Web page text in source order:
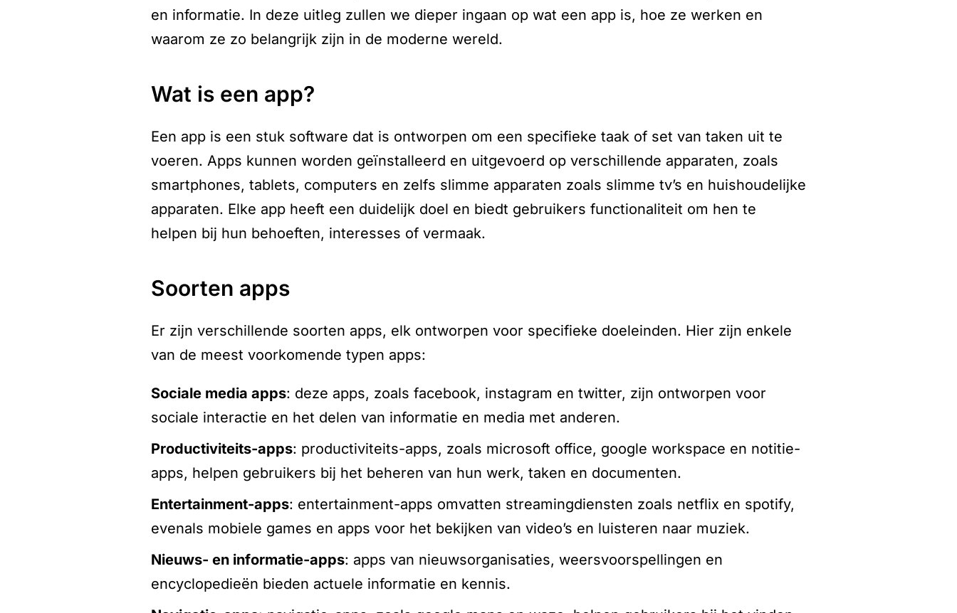
en informatie. In deze uitleg zullen we dieper ingaan op wat een app is, hoe ze werken en
waarom ze zo belangrijk zijn in de moderne wereld.
wat is een app?
Een app is een stuk software dat is ontworpen om een specifieke taak of set van taken uit te
voeren. Apps kunnen worden geïnstalleerd en uitgevoerd op verschillende apparaten, zoals
smartphones, tablets, computers en zelfs slimme apparaten zoals slimme tv’s en huishoudelijke
apparaten. Elke app heeft een duidelijk doel en biedt gebruikers functionaliteit om hen te
helpen bij hun behoeften, interesses of vermaak.
soorten apps
Er zijn verschillende soorten apps, elk ontworpen voor specifieke doeleinden. Hier zijn enkele
van de meest voorkomende typen apps:
sociale media apps: deze apps, zoals facebook, instagram en twitter, zijn ontworpen voor
sociale interactie en het delen van informatie en media met anderen.
productiviteits-apps: productiviteits-apps, zoals microsoft office, google workspace en notitie-
apps, helpen gebruikers bij het beheren van hun werk, taken en documenten.
entertainment-apps: entertainment-apps omvatten streamingdiensten zoals netflix en spotify,
evenals mobiele games en apps voor het bekijken van video’s en luisteren naar muziek.
nieuws- en informatie-apps: apps van nieuwsorganisaties, weersvoorspellingen en
encyclopedieën bieden actuele informatie en kennis.